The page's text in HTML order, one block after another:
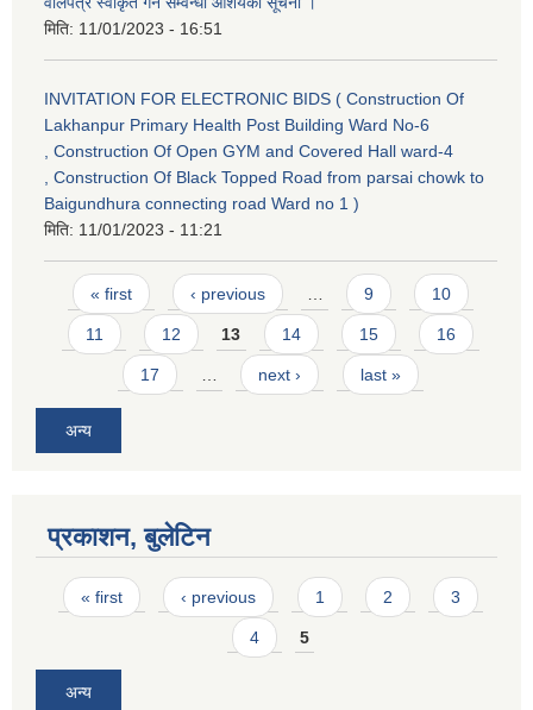
मिति: 11/01/2023 - 16:51
INVITATION FOR ELECTRONIC BIDS ( Construction Of
Lakhanpur Primary Health Post Building Ward No-6
, Construction Of Open GYM and Covered Hall ward-4
, Construction Of Black Topped Road from parsai chowk to
Baigundhura connecting road Ward no 1 )
मिति: 11/01/2023 - 11:21
Pages
« first ‹ previous … 9 10
11 12 13 14 15 16
17 … next › last »
अन्य
प्रकाशन, बुलेटिन
Pages
« first ‹ previous 1 2 3
4 5
अन्य